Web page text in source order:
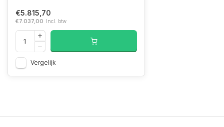
€5.815,70
€7.037,00 Incl. btw
Vergelijk